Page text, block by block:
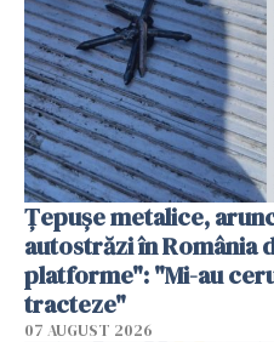
Țepușe metalice,
autostrăzi în România
platforme": "Mi-au
tracteze"
07 AUGUST 2026